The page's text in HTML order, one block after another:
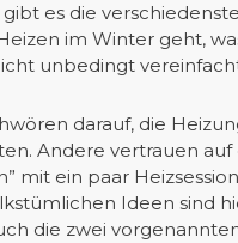
es die
im Winter geht,
unbedingt
darauf, die
Andere vertrauen auf
mit ein paar
Ideen sind
die zwei